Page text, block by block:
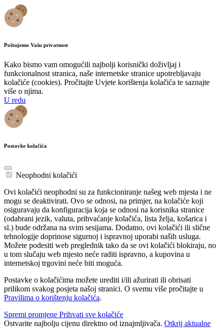
Poštujemo Vašu privatnost
Kako bismo vam omogućili najbolji korisnički doživljaj i
funkcionalnost stranica, naše internetske stranice upotrebljavaju
kolačiće (cookies). Pročitajte Uvjete korištenja kolačića te saznajte
više o njima.
U redu
Postavke kolačića
Neophodni kolačići
Ovi kolačići neophodni su za funkcioniranje našeg web mjesta i ne
mogu se deaktivirati. Ovo se odnosi, na primjer, na kolačiće koji
osiguravaju da konfiguracija koja se odnosi na korisnika stranice
(odabrani jezik, valuta, prihvaćanje kolačića, lista želja, košarica i
sl.) bude održana na svim sesijama. Dodatno, ovi kolačići ili slične
tehnologije doprinose sigurnoj i ispravnoj uporabi naših usluga.
Možete podesiti web preglednik tako da se ovi kolačići blokiraju, no
u tom slučaju web mjesto neće raditi ispravno, a kupovina u
internetskoj trgovini neće biti moguća.
Postavke o kolačićima možete urediti i/ili ažurirati ili obrisati
prilikom svakog posjeta našoj stranici. O svemu više pročitajte u
Pravilima o korištenju kolačića.
Spremi promjene Prihvati sve kolačiće
Ostvarite najbolju cijenu direktno od iznajmljivača. Otkrij aktualne